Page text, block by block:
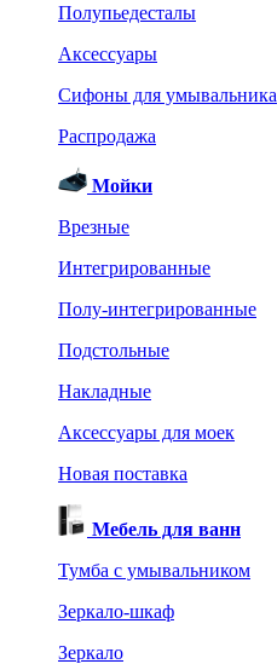
Полупьедесталы
Аксессуары
Сифоны для умывальника
Распродажа
Мойки
Врезные
Интегрированные
Полу-интегрированные
Подстольные
Накладные
Аксессуары для моек
Новая поставка
Мебель для ванн
Тумба с умывальником
Зеркало-шкаф
Зеркало